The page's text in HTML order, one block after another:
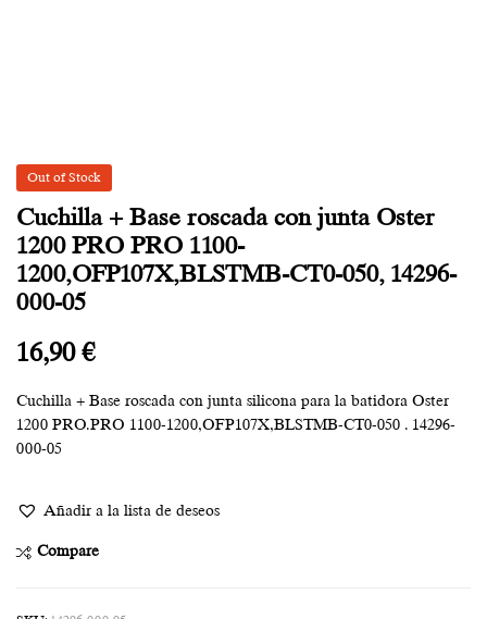
Out of Stock
Cuchilla + Base roscada con junta Oster
1200 PRO PRO 1100-
1200,OFP107X,BLSTMB-CT0-050, 14296-
000-05
16,90€
Cuchilla + Base roscada con junta silicona para la batidora Oster
1200 PRO.PRO 1100-1200,OFP107X,BLSTMB-CT0-050 . 14296-
000-05
Añadir a la lista de deseos
Compare